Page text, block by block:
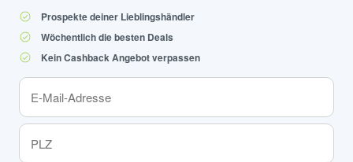
Prospekte deiner Lieblingshändler
Wöchentlich die besten Deals
Kein Cashback Angebot verpassen